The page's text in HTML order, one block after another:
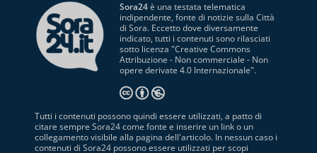
Sora24è una testata telematica
indipendente, fonte di notizie sulla Città
di Sora. Eccetto dove diversamente
indicato, tutti i contenuti sono rilasciati
sotto licenza "Creative Commons
Attribuzione - Non commerciale - Non
opere derivate 4.0 Internazionale".
Tutti i contenuti possono quindi essere utilizzati, a patto di
citare sempre Sora24 come fonte e inserire un link o un
collegamento visibile alla pagina dell'articolo. In nessun caso i
contenuti di Sora24 possono essere utilizzati per scopi